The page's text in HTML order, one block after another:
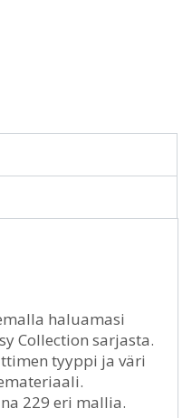
haluamasi
Collection sarjasta.
tyyppi ja väri
229 eri mallia.